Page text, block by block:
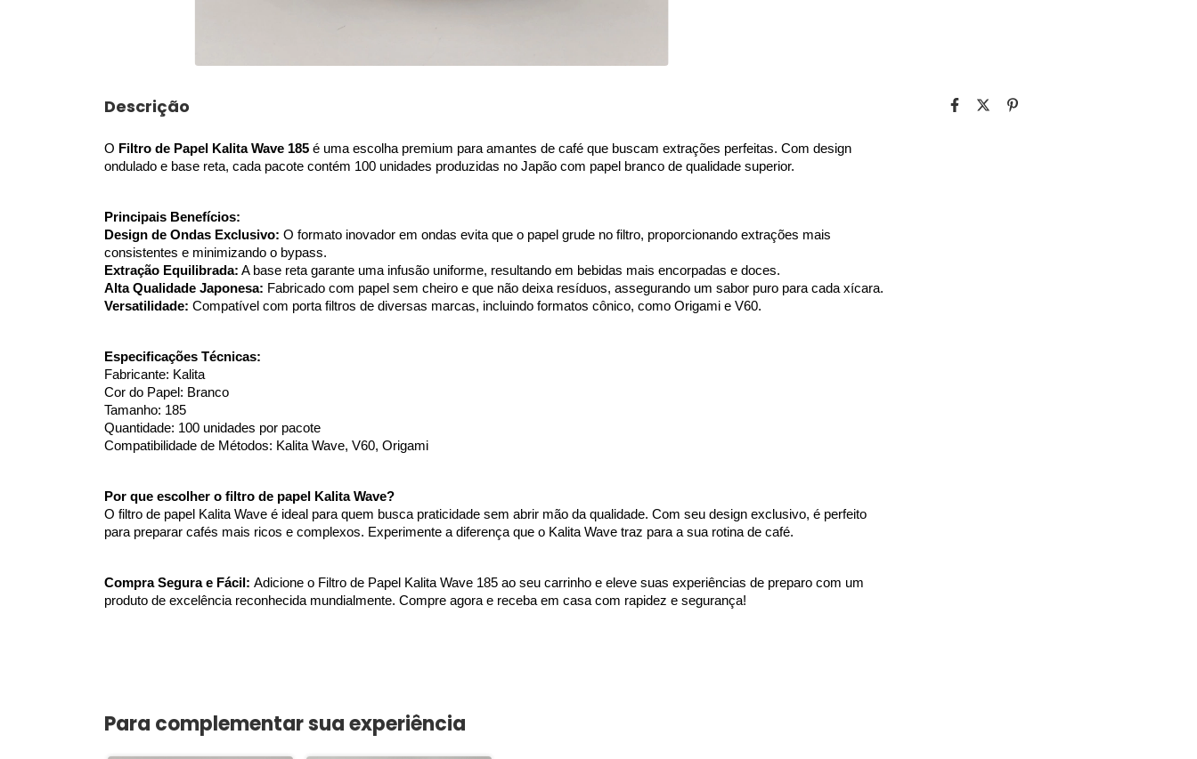
Descrição
O Filtro de Papel Kalita Wave 185 é uma escolha premium para amantes de café que buscam extrações perfeitas. Com design
ondulado e base reta, cada pacote contém 100 unidades produzidas no Japão com papel branco de qualidade superior.
Principais Benefícios:
Design de Ondas Exclusivo: O formato inovador em ondas evita que o papel grude no filtro, proporcionando extrações mais
consistentes e minimizando o bypass.
Extração Equilibrada: A base reta garante uma infusão uniforme, resultando em bebidas mais encorpadas e doces.
Alta Qualidade Japonesa: Fabricado com papel sem cheiro e que não deixa resíduos, assegurando um sabor puro para cada xícara.
Versatilidade: Compatível com porta filtros de diversas marcas, incluindo formatos cônico, como Origami e V60.
Especificações Técnicas:
Fabricante: Kalita
Cor do Papel: Branco
Tamanho: 185
Quantidade: 100 unidades por pacote
Compatibilidade de Métodos: Kalita Wave, V60, Origami
Por que escolher o filtro de papel Kalita Wave?
O filtro de papel Kalita Wave é ideal para quem busca praticidade sem abrir mão da qualidade. Com seu design exclusivo, é perfeito
para preparar cafés mais ricos e complexos. Experimente a diferença que o Kalita Wave traz para a sua rotina de café.
Compra Segura e Fácil: Adicione o Filtro de Papel Kalita Wave 185 ao seu carrinho e eleve suas experiências de preparo com um
produto de excelência reconhecida mundialmente. Compre agora e receba em casa com rapidez e segurança!
Para complementar sua experiência